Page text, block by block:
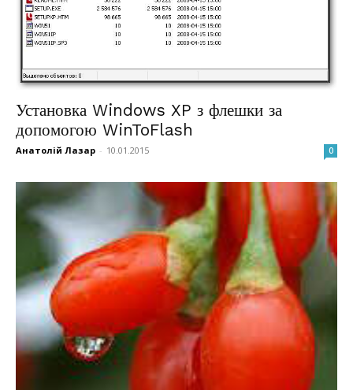
Установка Windows XP з флешки за
допомогою WinToFlash
Анатолій Лазар - 10.01.2015 0